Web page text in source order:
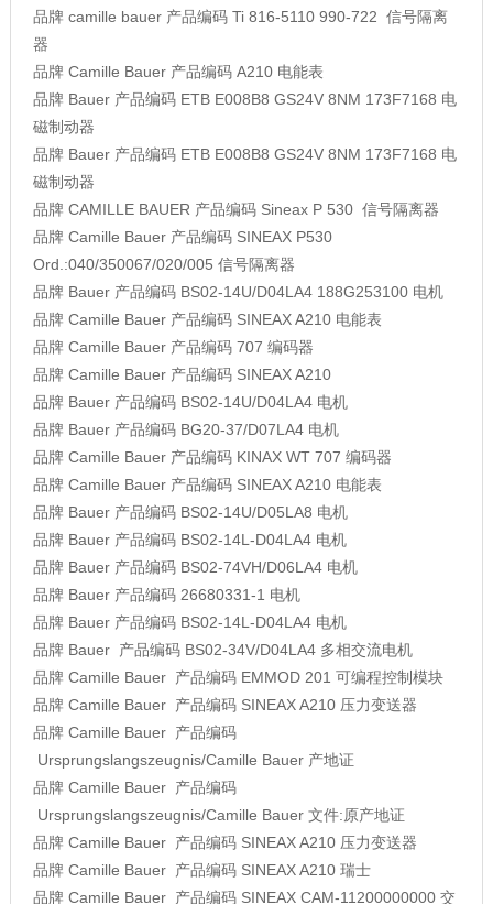
品牌 camille bauer 产品编码 Ti 816-5110 990-722 信号隔离
器
品牌 Camille Bauer 产品编码 A210 电能表
品牌 Bauer 产品编码 ETB E008B8 GS24V 8NM 173F7168 电
磁制动器
品牌 Bauer 产品编码 ETB E008B8 GS24V 8NM 173F7168 电
磁制动器
品牌 CAMILLE BAUER 产品编码 Sineax P 530 信号隔离器
品牌 Camille Bauer 产品编码 SINEAX P530
Ord.:040/350067/020/005 信号隔离器
品牌 Bauer 产品编码 BS02-14U/D04LA4 188G253100 电机
品牌 Camille Bauer 产品编码 SINEAX A210 电能表
品牌 Camille Bauer 产品编码 707 编码器
品牌 Camille Bauer 产品编码 SINEAX A210
品牌 Bauer 产品编码 BS02-14U/D04LA4 电机
品牌 Bauer 产品编码 BG20-37/D07LA4 电机
品牌 Camille Bauer 产品编码 KINAX WT 707 编码器
品牌 Camille Bauer 产品编码 SINEAX A210 电能表
品牌 Bauer 产品编码 BS02-14U/D05LA8 电机
品牌 Bauer 产品编码 BS02-14L-D04LA4 电机
品牌 Bauer 产品编码 BS02-74VH/D06LA4 电机
品牌 Bauer 产品编码 26680331-1 电机
品牌 Bauer 产品编码 BS02-14L-D04LA4 电机
品牌 Bauer 产品编码 BS02-34V/D04LA4 多相交流电机
品牌 Camille Bauer 产品编码 EMMOD 201 可编程控制模块
品牌 Camille Bauer 产品编码 SINEAX A210 压力变送器
品牌 Camille Bauer 产品编码
Ursprungslangszeugnis/Camille Bauer 产地证
品牌 Camille Bauer 产品编码
Ursprungslangszeugnis/Camille Bauer 文件:原产地证
品牌 Camille Bauer 产品编码 SINEAX A210 压力变送器
品牌 Camille Bauer 产品编码 SINEAX A210 瑞士
品牌 Camille Bauer 产品编码 SINEAX CAM-11200000000 交